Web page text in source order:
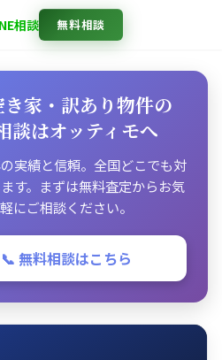
相談 無料相談
き家・訳あり物件の
談はオッティモへ
実績と信頼。全国どこでも対
す。まずは無料査定からお気
軽にご相談ください。
📞 無料相談はこちら